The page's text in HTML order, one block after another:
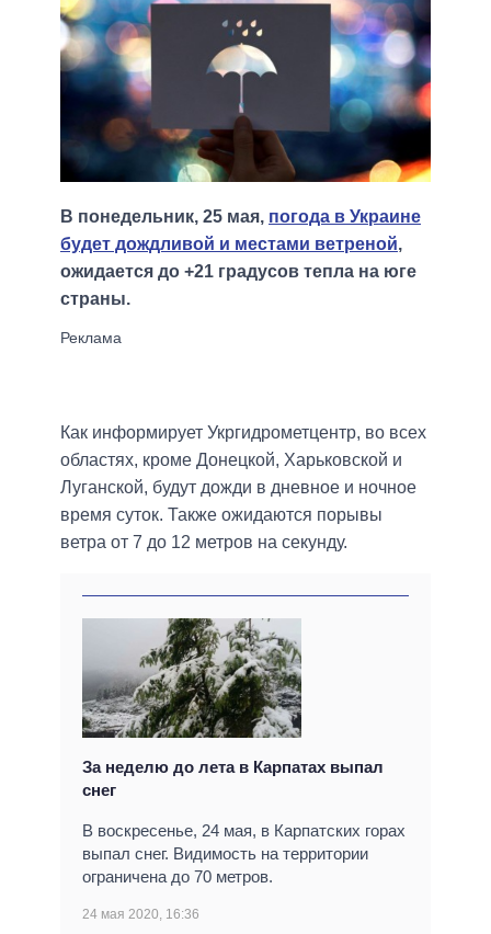
В понедельник, 25 мая, погода в Украине
будет дождливой и местами ветреной,
ожидается до +21 градусов тепла на юге
страны.
Как информирует Укргидрометцентр, во всех
областях, кроме Донецкой, Харьковской и
Луганской, будут дожди в дневное и ночное
время суток. Также ожидаются порывы
ветра от 7 до 12 метров на секунду.
За неделю до лета в Карпатах выпал
снег
В воскресенье, 24 мая, в Карпатских горах
выпал снег. Видимость на территории
ограничена до 70 метров.
24 мая 2020, 16:36